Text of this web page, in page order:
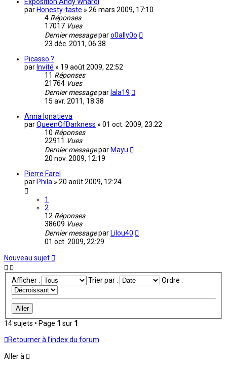
par Honesty-taste » 26 mars 2009, 17:10
4 Réponses
17017 Vues
Dernier messageparo0ally0o
23 déc. 2011, 06:38
Picasso ?
par Invité » 19 août 2009, 22:52
11 Réponses
21764 Vues
Dernier messagepar lala19
15 avr. 2011, 18:38
Anna Ignatieva
parQueenOfDarkness » 01 oct. 2009, 23:22
10 Réponses
22911 Vues
Dernier messagepar Mayu
20 nov. 2009, 12:19
Pierre Farel
par Phila » 20 août 2009, 12:24
1
2
12 Réponses
38609 Vues
Dernier messagepar Lilou40
01 oct. 2009, 22:29
Nouveau sujet
Afficher : Trier par : Ordre :
14 sujets • Page 1 sur 1
Retourner à l’index du forum
Aller à